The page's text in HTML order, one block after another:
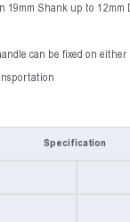
19mm Shank up to 12mm
can be fixed on
Specification